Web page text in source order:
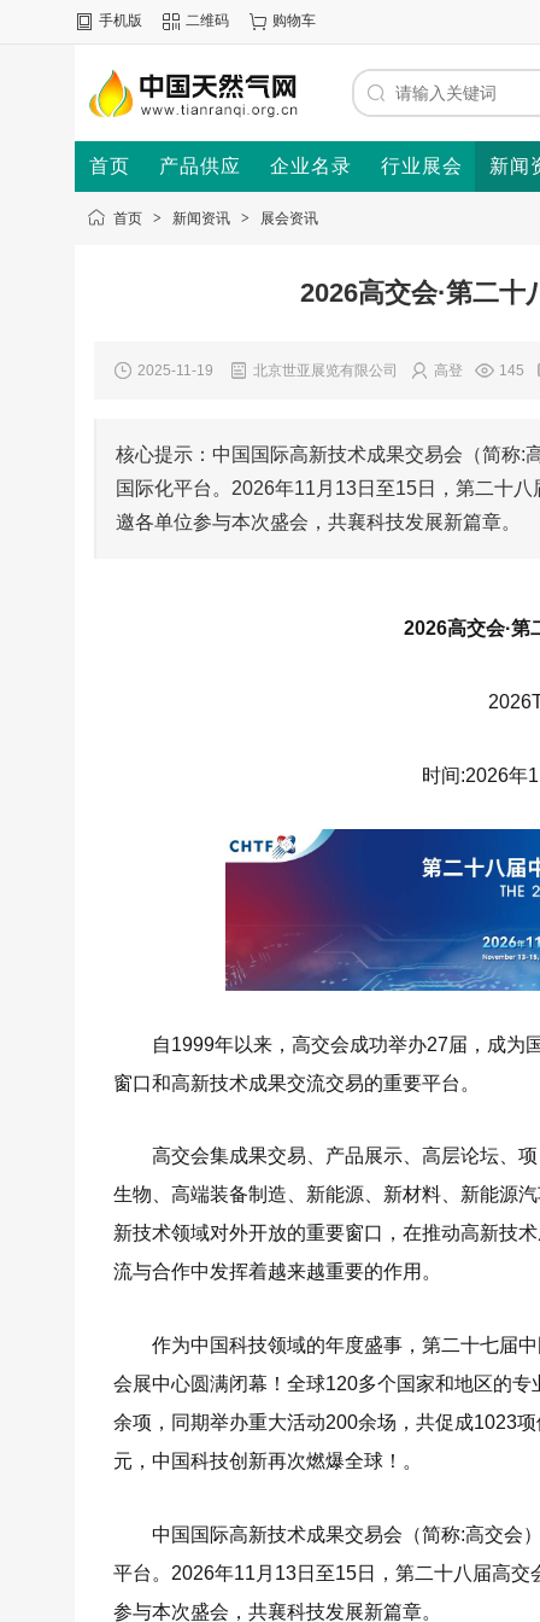
手机版 二维码 购物车
首页 产品供应 企业名录 行业展会 新闻
首页 > 新闻资讯 > 展会资讯
2026高交会·第二
2025-11-19 北京世亚展览有限公司 高登 145
核心提示：中国国际高新技术成果交易会（简称:
国际化平台。2026年11月13日至15日，第二十
邀各单位参与本次盛会，共襄科技发展新篇章。
2026高交会·第
时间:2026年
自1999年以来，高交会成功举办27届，成为
窗口和高新技术成果交流交易的重要平台。
高交会集成果交易、产品展示、高层论坛、
生物、高端装备制造、新能源、新材料、新能源
新技术领域对外开放的重要窗口，在推动高新技
流与合作中发挥着越来越重要的作用。
作为中国科技领域的年度盛事，第二十七届
会展中心圆满闭幕！全球120多个国家和地区的
余项，同期举办重大活动200余场，共促成1023
元，中国科技创新再次燃爆全球！。
中国国际高新技术成果交易会（简称:高交会
平台。2026年11月13日至15日，第二十八届高
参与本次盛会，共襄科技发展新篇章。